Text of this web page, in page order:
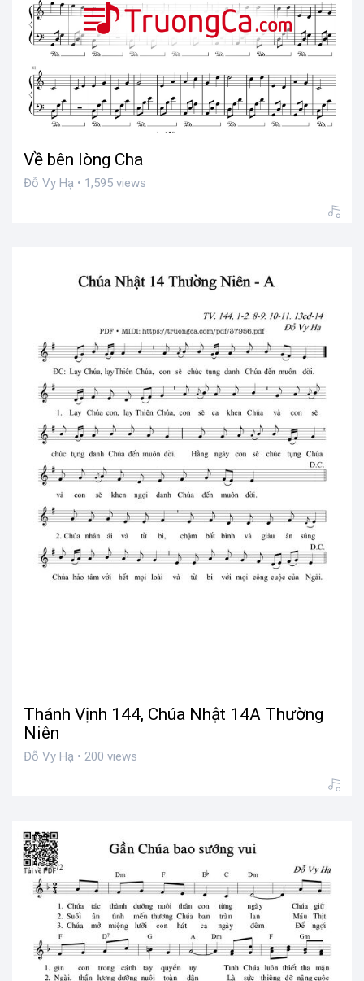
Về bên lòng Cha
Đỗ Vy Hạ • 1,595 views
Thánh Vịnh 144, Chúa Nhật 14A Thường
Niên
Đỗ Vy Hạ • 200 views